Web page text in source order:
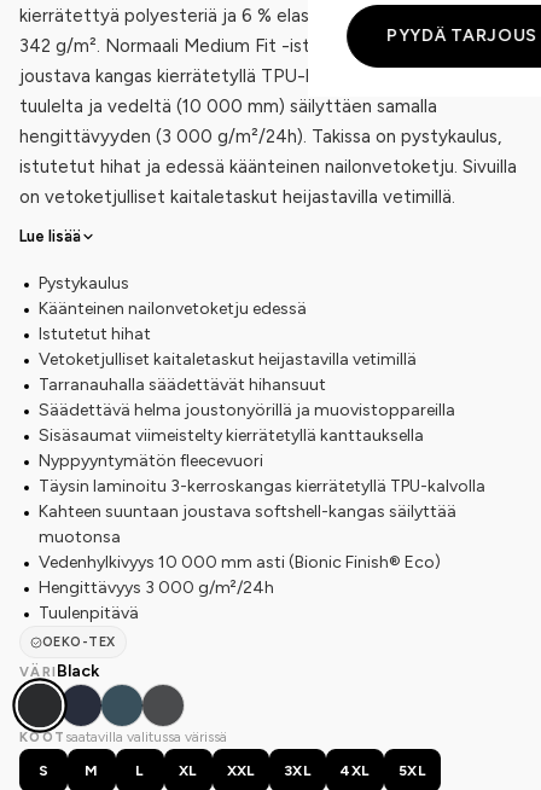
PYYDÄ TARJOUS
kierrätettyä polyesteriä ja 6 % elastaania, kankaan paino on
342 g/m². Normaali Medium Fit -istuvuus. Kolmikerroksinen,
joustava kangas kierrätetyllä TPU-kalvolla tarjoaa suojan
tuulelta ja vedeltä (10 000 mm) säilyttäen samalla
hengittävyyden (3 000 g/m²/24h). Takissa on pystykaulus,
istutetut hihat ja edessä käänteinen nailonvetoketju. Sivuilla
on vetoketjulliset kaitaletaskut heijastavilla vetimillä.
Lue lisää
Pystykaulus
Käänteinen nailonvetoketju edessä
Istutetut hihat
Vetoketjulliset kaitaletaskut heijastavilla vetimillä
Tarranauhalla säädettävät hihansuut
Säädettävä helma joustonyörillä ja muovistoppareilla
Sisäsaumat viimeistelty kierrätetyllä kanttauksella
Nyppyyntymätön fleecevuori
Täysin laminoitu 3-kerroskangas kierrätetyllä TPU-kalvolla
Kahteen suuntaan joustava softshell-kangas säilyttää
muotonsa
Vedenhylkivyys 10 000 mm asti (Bionic Finish® Eco)
Hengittävyys 3 000 g/m²/24h
Tuulenpitävä
OEKO-TEX
VÄRI Black
KOOT saatavilla valitussa värissä
S
M L XL XXL 3XL 4XL 5XL